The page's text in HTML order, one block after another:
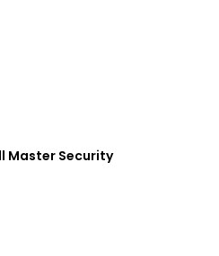
Master Security